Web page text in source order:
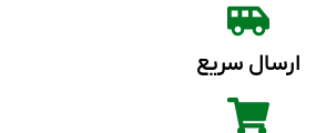
ارسال سریع